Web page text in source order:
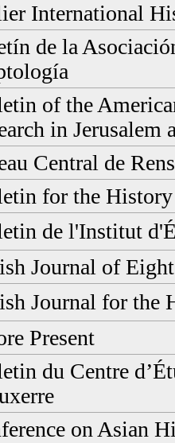
International
de la
of the
in Jerusalem
Central de
for the
de l'Institut
Journal of
Journal for the
Present
du Centre
on Asian